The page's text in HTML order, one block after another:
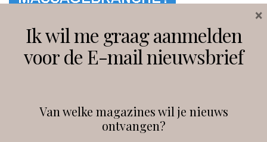
debeautyprofessional
Ik wil me graag aanmelden
voor de E-mail nieuwsbrief
Van welke magazines wil je nieuws
ontvangen?
×